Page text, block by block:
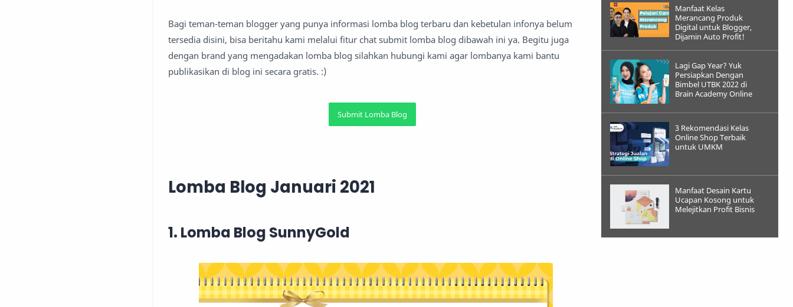
Bagi teman-teman blogger yang punya informasi lomba blog terbaru dan kebetulan infonya belum
tersedia disini, bisa beritahu kami melalui fitur chat submit lomba blog dibawah ini ya. Begitu juga
dengan brand yang mengadakan lomba blog silahkan hubungi kami agar lombanya kami bantu
publikasikan di blog ini secara gratis. :)
Submit Lomba Blog
Lomba Blog Januari 2021
1. Lomba Blog SunnyGold
Manfaat Kelas
Merancang Produk
Digital untuk Blogger,
Dijamin Auto Profit!
Lagi Gap Year? Yuk
Persiapkan Dengan
Bimbel UTBK 2022 di
Brain Academy Online
3 Rekomendasi Kelas
Online Shop Terbaik
untuk UMKM
Manfaat Desain Kartu
Ucapan Kosong untuk
Melejitkan Profit Bisnis